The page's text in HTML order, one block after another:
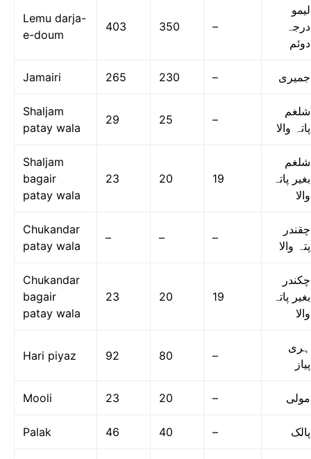
Lemu darja-
e-doum
403 350 –
لیمو
درجہ
دوئم
Jamairi 265 230 – جمیری
Shaljam
patay wala
29 25 –
شلغم
پاتہ والا
Shaljam
bagair
patay wala
23 20 19
شلغم
بغیر پاتہ
والا
Chukandar
patay wala
– – –
چقندر
پتہ والا
Chukandar
bagair
patay wala
23 20 19
چکندر
بغیر پاتہ
والا
Hari piyaz 92 80 –
ہری
پیاز
Mooli 23 20 – مولی
Palak 46 40 – پالک